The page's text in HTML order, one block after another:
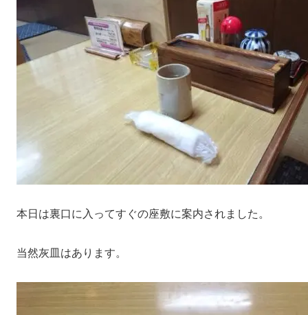
本日は裏口に入ってすぐの座敷に案内されました。
当然灰皿はあります。